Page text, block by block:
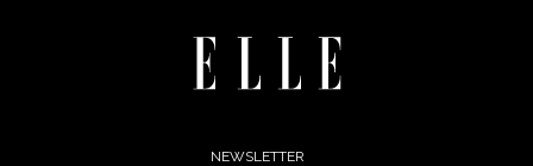
NEWSLETTER